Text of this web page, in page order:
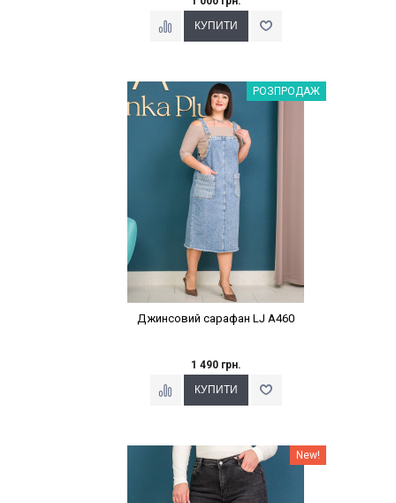
Наклейки Варіант з %РОЗПРОДАЖ
Джинсовий сарафан LJ A460
1 490 грн.
Наклейки Варіант з % New!